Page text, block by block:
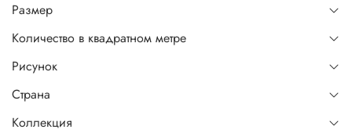
Размер
Количество в квадратном метре
Рисунок
Страна
Коллекция